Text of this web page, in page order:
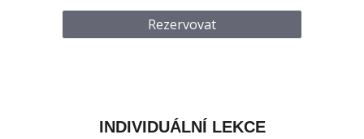
Rezervovat
INDIVIDUÁLNÍ LEKCE